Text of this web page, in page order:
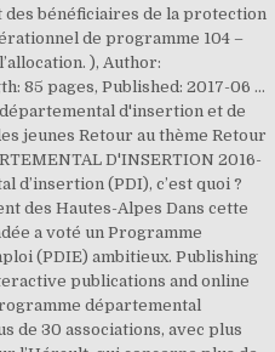
bénéficiaires de la protection
de programme 104 –
), Author:
85 pages, Published: 2017-06 …
d'insertion et de
jeunes Retour au thème Retour
D'INSERTION 2016-
d’insertion (PDI), c’est quoi ?
des Hautes-Alpes Dans cette
a voté un Programme
(PDIE) ambitieux. Publishing
publications and online
départemental
de 30 associations, avec plus